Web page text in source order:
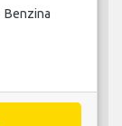
Benzina